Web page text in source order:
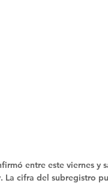
entre este viernes y
La cifra del subregistro